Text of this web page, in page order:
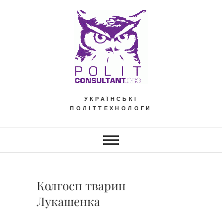
УКРАЇНСЬКІ
ПОЛІТТЕХНОЛОГИ
Колгосп тварин
Лукашенка